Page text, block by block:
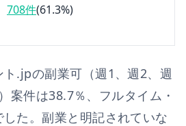
708件(61.3%)
ト.jpの副業可（週1、週2、週
案件は38.7％、フルタイム・
した。副業と明記されていな